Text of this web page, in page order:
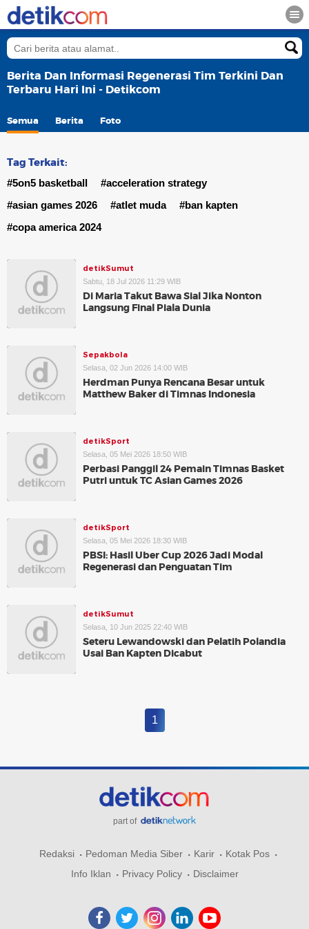
Berita Dan Informasi Regenerasi Tim Terkini Dan
Terbaru Hari Ini - Detikcom
Semua Berita Foto
Tag Terkait:
#5on5 basketball
#acceleration strategy
#asian games 2026
#atlet muda
#ban kapten
#copa america 2024
detikSumut
Sabtu, 18 Jul 2026 11:29 WIB
Di Maria Takut Bawa Sial Jika Nonton
Langsung Final Piala Dunia
Sepakbola
Selasa, 02 Jun 2026 14:00 WIB
Herdman Punya Rencana Besar untuk
Matthew Baker di Timnas Indonesia
detikSport
Selasa, 05 Mei 2026 18:50 WIB
Perbasi Panggil 24 Pemain Timnas Basket
Putri untuk TC Asian Games 2026
detikSport
Selasa, 05 Mei 2026 18:30 WIB
PBSI: Hasil Uber Cup 2026 Jadi Modal
Regenerasi dan Penguatan Tim
detikSumut
Selasa, 10 Jun 2025 22:40 WIB
Seteru Lewandowski dan Pelatih Polandia
Usai Ban Kapten Dicabut
1
part of
Redaksi Pedoman Media Siber Karir
Kotak Pos
Info Iklan
Privacy Policy Disclaimer